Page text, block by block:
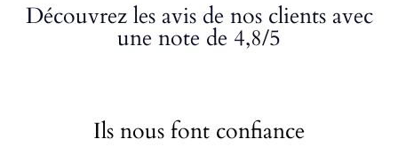
Découvrez les avis de nos clients avec
une note de 4,8/5
Ils nous font confiance